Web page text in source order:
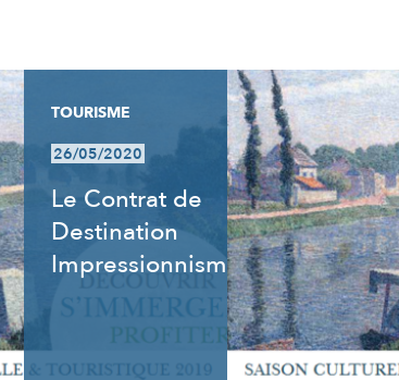
TOURISME
26/05/2020
Le Contrat de
Destination
Impressionnisme